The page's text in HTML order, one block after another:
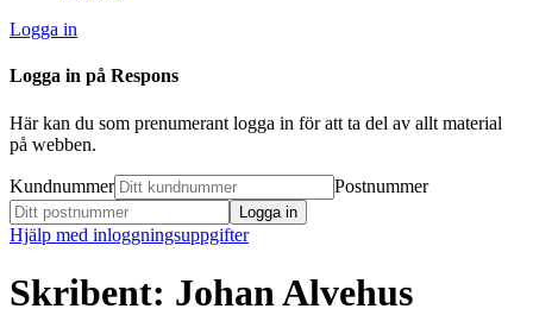
Logga in
Logga in på Respons
Här kan du som prenumerant logga in för att ta del av allt material
på webben.
Kundnummer Postnummer
Hjälp med inloggningsuppgifter
Skribent: Johan Alvehus